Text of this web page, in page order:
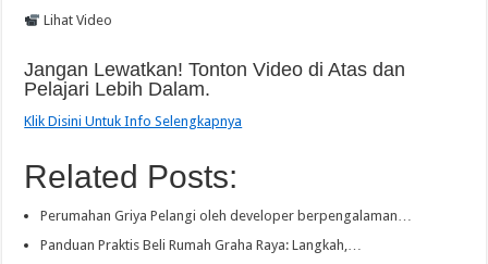
Lihat Video
Jangan Lewatkan! Tonton Video di Atas dan
Pelajari Lebih Dalam.
Klik Disini Untuk Info Selengkapnya
Related Posts:
Perumahan Griya Pelangi oleh developer berpengalaman…
Panduan Praktis Beli Rumah Graha Raya: Langkah,…